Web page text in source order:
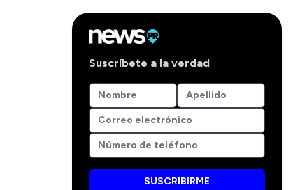
Suscríbete a la verdad
SUSCRIBIRME